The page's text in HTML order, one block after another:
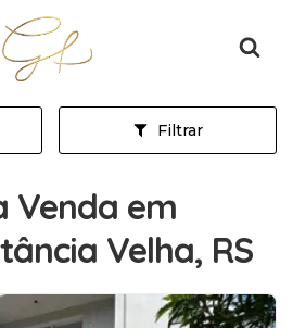
Página inicial
Filtrar
Venda em
Velha, RS